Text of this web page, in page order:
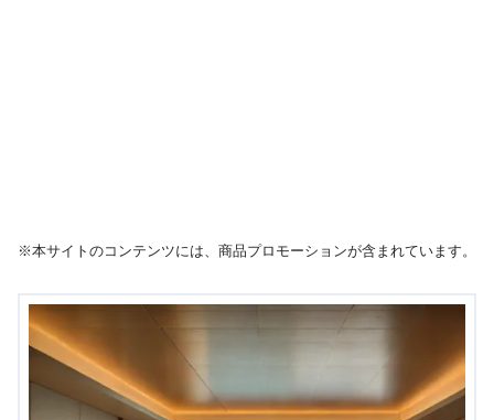
※本サイトのコンテンツには、商品プロモーションが含まれています。